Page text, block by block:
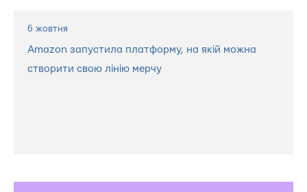
6 жовтня
Amazon запустила платформу, на якій можна
створити свою лінію мерчу